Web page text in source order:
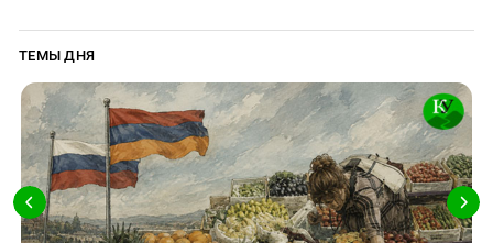
ТЕМЫ ДНЯ